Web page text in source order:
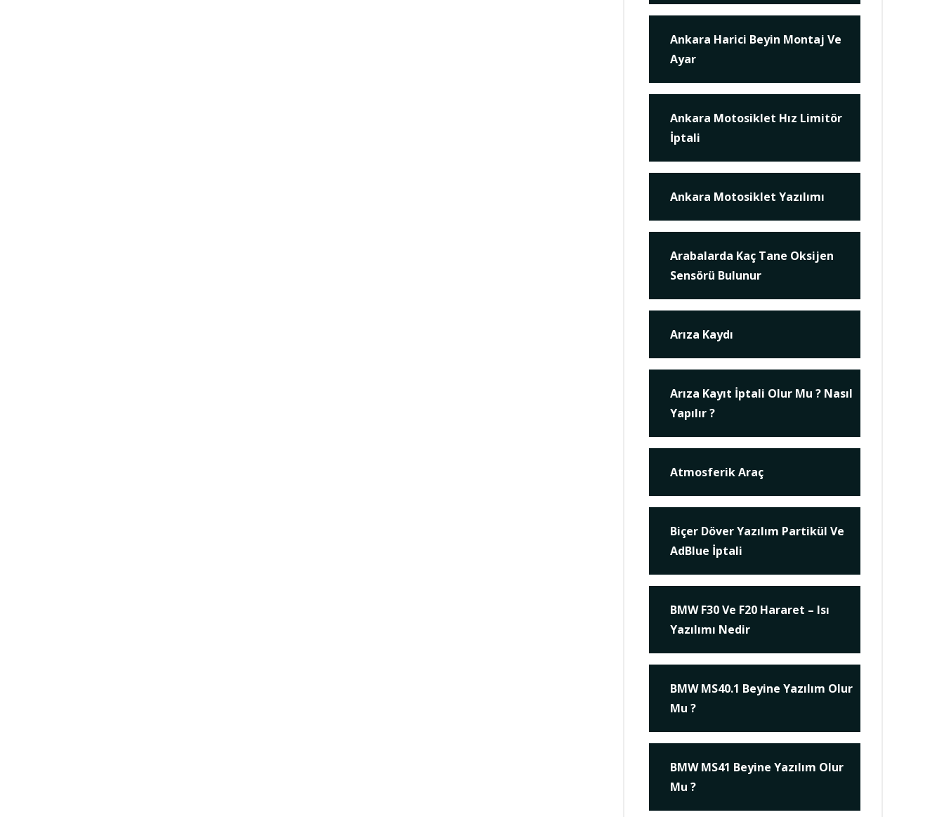
Ankara Harici Beyin Montaj Ve
Ayar
Ankara Motosiklet Hız Limitör
İptali
Ankara Motosiklet Yazılımı
Arabalarda Kaç Tane Oksijen
Sensörü Bulunur
Arıza Kaydı
Arıza Kayıt İptali Olur Mu ? Nasıl
Yapılır ?
Atmosferik Araç
Biçer Döver Yazılım Partikül Ve
AdBlue İptali
BMW F30 Ve F20 Hararet – Isı
Yazılımı Nedir
BMW MS40.1 Beyine Yazılım Olur
Mu ?
BMW MS41 Beyine Yazılım Olur
Mu ?